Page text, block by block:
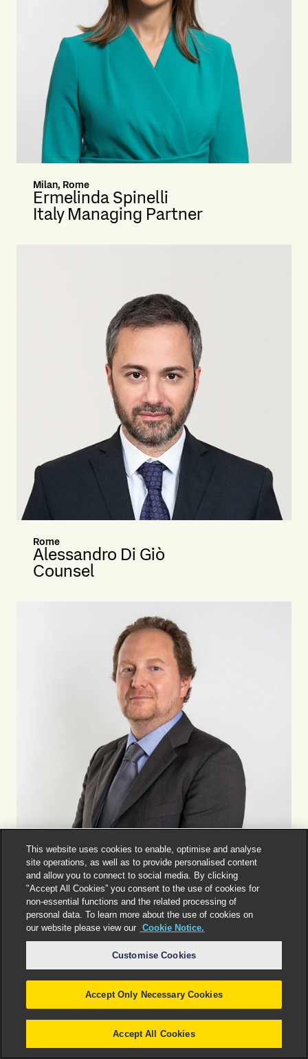
Milan, Rome
Ermelinda Spinelli
Italy Managing Partner
Rome
Alessandro Di Giò
Counsel
Rome
Giorgio Candeloro
Counsel
This website uses cookies to enable, optimise and analyse
site operations, as well as to provide personalised content
and allow you to connect to social media. By clicking
"Accept All Cookies” you consent to the use of cookies for
non-essential functions and the related processing of
personal data. To learn more about the use of cookies on
our website please view our Cookie Notice.
Customise Cookies
Accept Only Necessary Cookies
Accept All Cookies